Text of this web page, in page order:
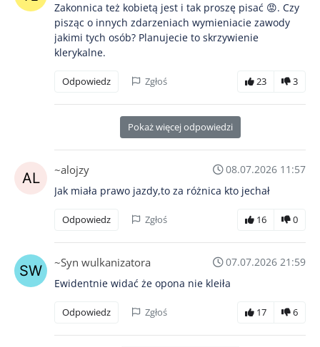
Zakonnica też kobietą jest i tak proszę pisać 😡. Czy
pisząc o innych zdarzeniach wymieniacie zawody
jakimi tych osób? Planujecie to skrzywienie
klerykalne.
Odpowiedz Zgłoś 23 3
Pokaż więcej odpowiedzi
~alojzy
08.07.2026 11:57
Jak miała prawo jazdy,to za różnica kto jechał
Odpowiedz Zgłoś 16 0
~Syn wulkanizatora
07.07.2026 21:59
Ewidentnie widać że opona nie kleiła
Odpowiedz Zgłoś 17 6